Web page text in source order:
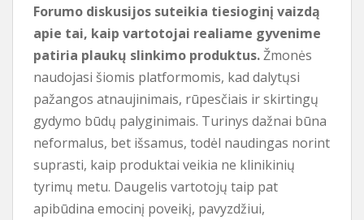
Forumo diskusijos suteikia tiesioginį vaizdą
apie tai, kaip vartotojai realiame gyvenime
patiria plaukų slinkimo produktus.Žmonės
naudojasi šiomis platformomis, kad dalytųsi
pažangos atnaujinimais, rūpesčiais ir skirtingų
gydymo būdų palyginimais. Turinys dažnai būna
neformalus, bet išsamus, todėl naudingas norint
suprasti, kaip produktai veikia ne klinikinių
tyrimų metu. Daugelis vartotojų taip pat
apibūdina emocinį poveikį, pavyzdžiui,